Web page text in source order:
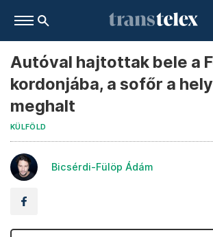
Autóval hajtottak bele a
kordonjába, a sofőr a
meghalt
KÜLFÖLD
Bicsérdi-Fülöp Ádám